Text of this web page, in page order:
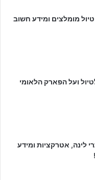
מומלצים ומידע חשוב
ועל הפארק הלאומי
לינה, אטרקציות ומידע